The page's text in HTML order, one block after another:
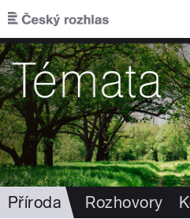
Přejít k hlavnímu obsahu
Příroda Rozhovory